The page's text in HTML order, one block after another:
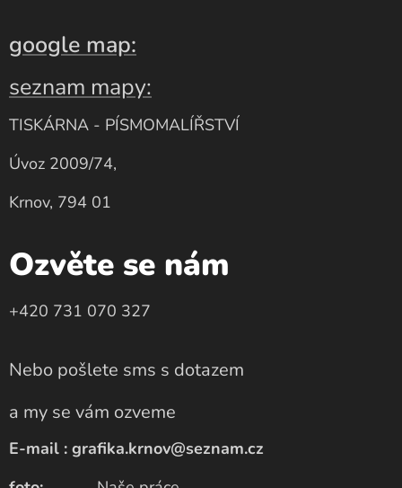
google map:
seznam mapy:
TISKÁRNA - PÍSMOMALÍŘSTVÍ
Úvoz 2009/74,
Krnov, 794 01
Ozvěte se nám
+420 731 070 327
Nebo pošlete sms s dotazem
a my se vám ozveme
E-mail : grafika.krnov@seznam.cz